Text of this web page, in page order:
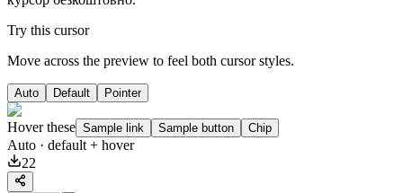
Try this cursor
Move across the preview to feel both cursor styles.
Auto Default Pointer
Hover these Sample link Sample button Chip
Auto · default + hover
22